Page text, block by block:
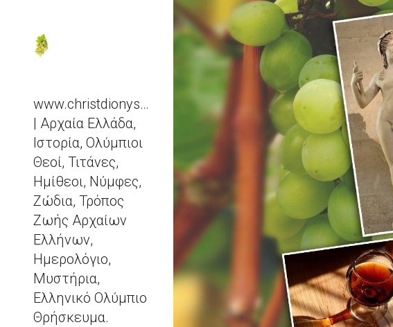
Skip to main content
www.christdionysos.com
| Αρχαία Ελλάδα,
Ιστορία, Ολύμπιοι
Θεοί, Τιτάνες,
Ημίθεοι, Νύμφες,
Ζώδια, Τρόπος
Ζωής Αρχαίων
Ελλήνων,
Ημερολόγιο,
Μυστήρια,
Ελληνικό Ολύμπιο
Θρήσκευμα.